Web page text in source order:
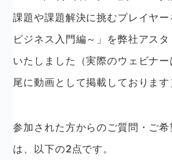
課題や課題解決に挑むプレイヤ
ビジネス入門編～」を弊社アス
いたしました（実際のウェビナ
尾に動画として掲載しております
参加された方からのご質問・ご
は、以下の2点です。